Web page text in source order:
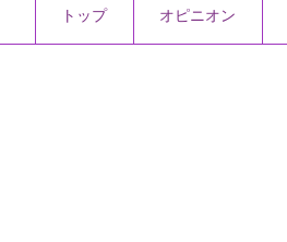
トップ オピニオン